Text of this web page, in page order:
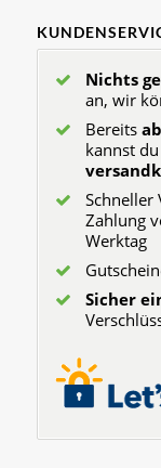
Nichts
an, wir
Bereits
kannst
Schneller
Zahlung
Werktag
Sicher